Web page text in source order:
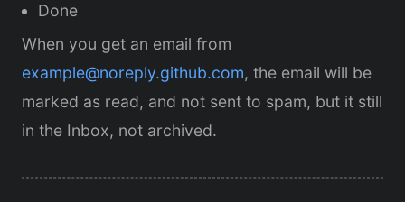
Done
When you get an email from
example@noreply.github.com, the email will be
marked as read, and not sent to spam, but it still
in the Inbox, not archived.